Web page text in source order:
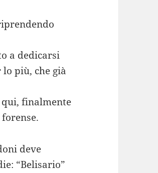
a dedicarsi
più, che già
qui, finalmente
deve
“Belisario”